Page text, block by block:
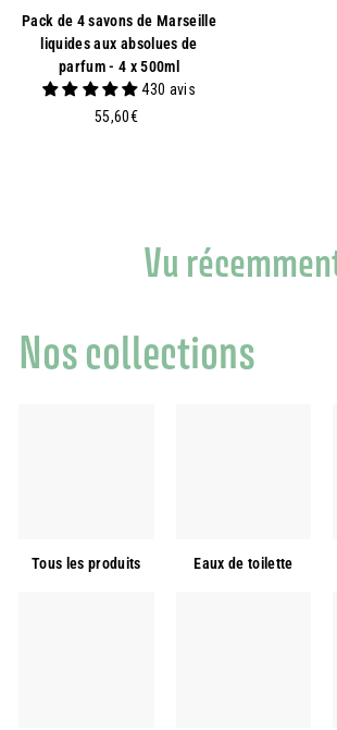
Pack de 4 savons de Marseille
liquides aux absolues de
parfum - 4 x 500ml
430 avis
55,60€5
Vu
Nos collections
Tous les produits Eaux de toilette
-10%